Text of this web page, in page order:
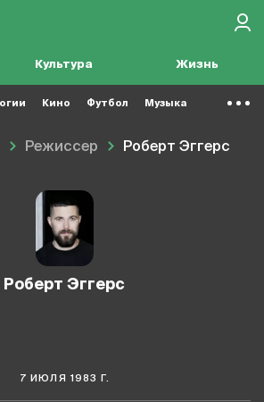
Культура Жизнь
Кино Футбол Музыка
Режиссер Роберт Эггерс
Роберт Эггерс
7 ИЮЛЯ 1983 Г.